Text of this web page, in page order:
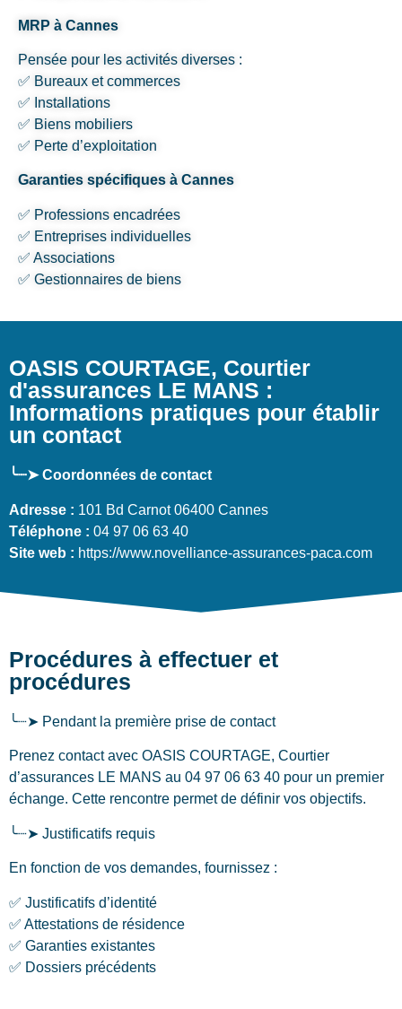
MRP à Cannes
Pensée pour les activités diverses :
✅ Bureaux et commerces
✅ Installations
✅ Biens mobiliers
✅ Perte d’exploitation
Garanties spécifiques à Cannes
✅ Professions encadrées
✅ Entreprises individuelles
✅ Associations
✅ Gestionnaires de biens
OASIS COURTAGE, Courtier
d'assurances LE MANS :
Informations pratiques pour établir
un contact
╰┈➤ Coordonnées de contact
Adresse : 101 Bd Carnot 06400 Cannes
Téléphone : 04 97 06 63 40
Site web : https://www.novelliance-assurances-paca.com
Procédures à effectuer et
procédures
╰┈➤ Pendant la première prise de contact
Prenez contact avec OASIS COURTAGE, Courtier
d’assurances LE MANS au 04 97 06 63 40 pour un premier
échange. Cette rencontre permet de définir vos objectifs.
╰┈➤ Justificatifs requis
En fonction de vos demandes, fournissez :
✅ Justificatifs d’identité
✅ Attestations de résidence
✅ Garanties existantes
✅ Dossiers précédents